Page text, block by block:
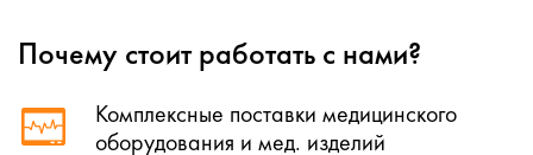
Почему стоит работать с нами?
Комплексные поставки медицинского
оборудования и мед. изделий